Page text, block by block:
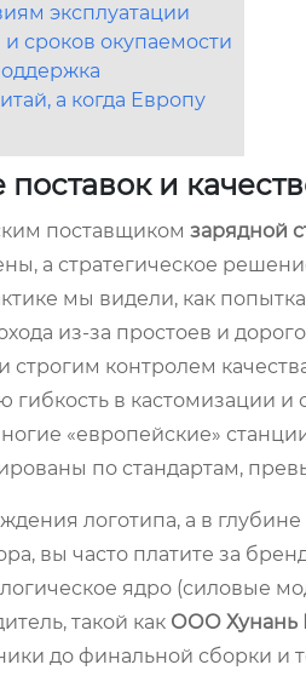
эксплуатации
сроков окупаемости
а когда Европу
и
поставщиком зарядной
а стратегическое
мы видели, как попытка
из-за простоев и
контролем
в кастомизации и
«европейские»
по стандартам,
логотипа, а в
вы часто платите за
ядро (силовые
такой как ООО Хунань
до финальной сборки и